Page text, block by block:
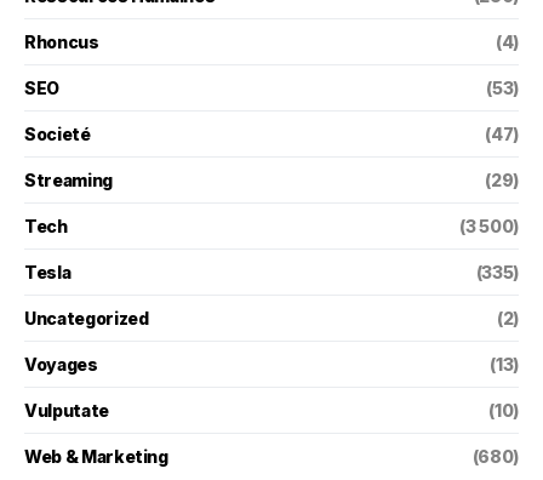
Rhoncus (4)
SEO (53)
Societé (47)
Streaming (29)
Tech (3 500)
Tesla (335)
Uncategorized (2)
Voyages (13)
Vulputate (10)
Web & Marketing (680)